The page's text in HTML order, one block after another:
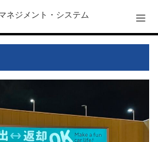
ネジメント・システム